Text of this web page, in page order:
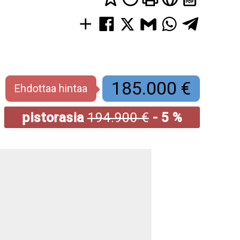
Ehdottaa hintaa 185.000 €
pistorasia194.900 €- 5 %